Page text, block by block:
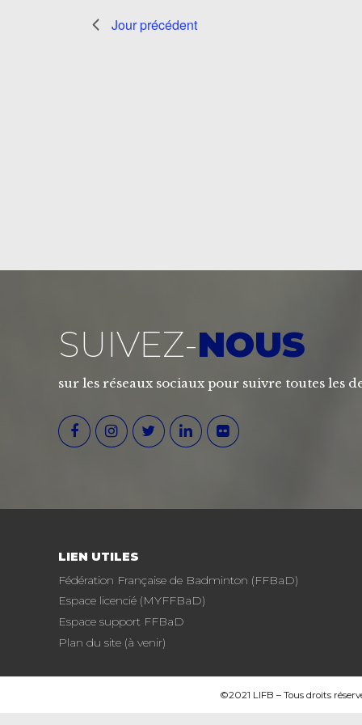
Jour précédent
SUIVEZ-NOUS
sur les réseaux sociaux pour suivre toutes les
LIEN UTILES
Fédération Française de Badminton (FFBaD)
Espace licencié (MYFFBaD)
Espace support FFBaD
Plan du site (à venir)
©2021 LIFB – Tous droits